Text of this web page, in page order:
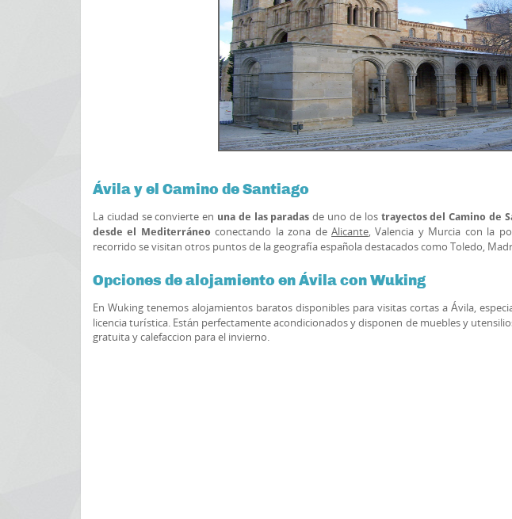
Ávila y el Camino de Santiago
La ciudad se convierte en una de las paradas de uno de los trayectos del Camino de
desde el Mediterráneo conectando la zona deAlicante, Valencia y Murcia con la
recorrido se visitan otros puntos de la geografía española destacados como Toledo,
Opciones de alojamiento en Ávila con Wuking
En Wuking tenemos alojamientos baratos disponibles para visitas cortas a Ávila,
licencia turística. Están perfectamente acondicionados y disponen de muebles y
gratuita y calefaccion para el invierno.